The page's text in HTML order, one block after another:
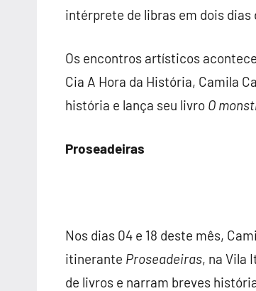
intérprete de libras em dois dias
Os encontros artísticos
Cia A Hora da História, Camila
história e lança seu livro O
Proseadeiras
Nos dias 04 e 18 deste mês,
itinerante Proseadeiras, na Vila
de livros e narram breves